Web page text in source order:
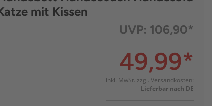
mit Kissen
UVP: 106,90*
49,99*
inkl. MwSt. zzgl. Versandkosten:
Lieferbar nach DE